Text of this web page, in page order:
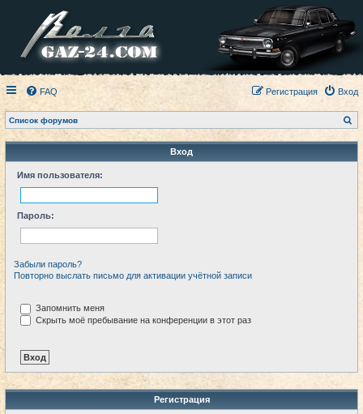
FAQ Вход
Регистрация
Список форумов
о
с
Вход
Имя пользователя:
Пароль:
Забыли пароль?
Повторно выслать письмо для активации учётной записи
Запомнить меня
Скрыть моё пребывание на конференции в этот раз
Регистрация